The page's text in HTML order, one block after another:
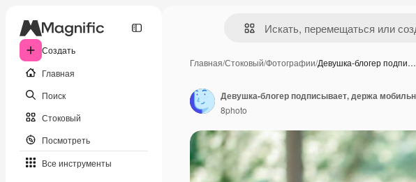
Создать
Главная
Поиск
Стоковый
Посмотреть
Все инструменты
Главная/Стоковый/Фотографии/Девушка-блогер подпи…
8photo